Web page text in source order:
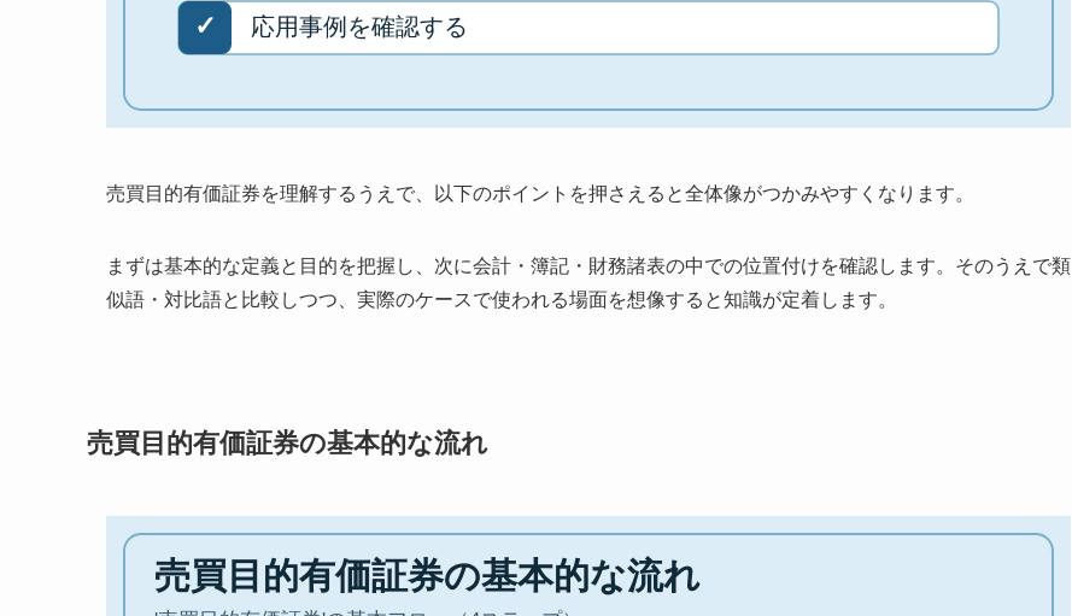
売買目的有価証券を理解するうえで、以下のポイントを押さえると全体像がつかみやすくなります。
まずは基本的な定義と目的を把握し、次に会計・簿記・財務諸表の中での位置付けを確認します。そのうえで類
似語・対比語と比較しつつ、実際のケースで使われる場面を想像すると知識が定着します。
売買目的有価証券の基本的な流れ